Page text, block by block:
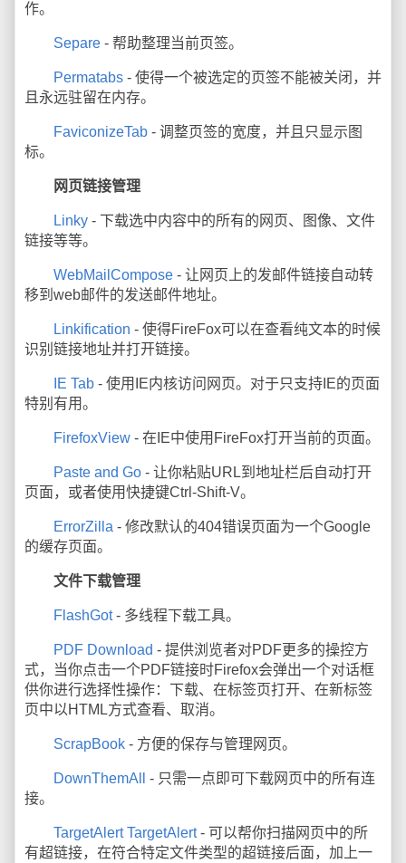
作。
Separe - 帮助整理当前页签。
Permatabs - 使得一个被选定的页签不能被关闭，并
且永远驻留在内存。
FaviconizeTab - 调整页签的宽度，并且只显示图
标。
网页链接管理
Linky - 下载选中内容中的所有的网页、图像、文件
链接等等。
WebMailCompose - 让网页上的发邮件链接自动转
移到web邮件的发送邮件地址。
Linkification - 使得FireFox可以在查看纯文本的时候
识别链接地址并打开链接。
IE Tab - 使用IE内核访问网页。对于只支持IE的页面
特别有用。
FirefoxView - 在IE中使用FireFox打开当前的页面。
Paste and Go - 让你粘贴URL到地址栏后自动打开
页面，或者使用快捷键Ctrl-Shift-V。
ErrorZilla - 修改默认的404错误页面为一个Google
的缓存页面。
文件下载管理
FlashGot- 多线程下载工具。
PDF Download - 提供浏览者对PDF更多的操控方
式，当你点击一个PDF链接时Firefox会弹出一个对话框
供你进行选择性操作：下载、在标签页打开、在新标签
页中以HTML方式查看、取消。
ScrapBook - 方便的保存与管理网页。
DownThemAll
- 只需一点即可下载网页中的所有连
接。
TargetAlert TargetAlert- 可以帮你扫描网页中的所
有超链接，在符合特定文件类型的超链接后面，加上一